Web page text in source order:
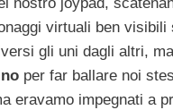
virtuali ben visibili
gli uni dagli altri,
per far ballare noi
eravamo impegnati a